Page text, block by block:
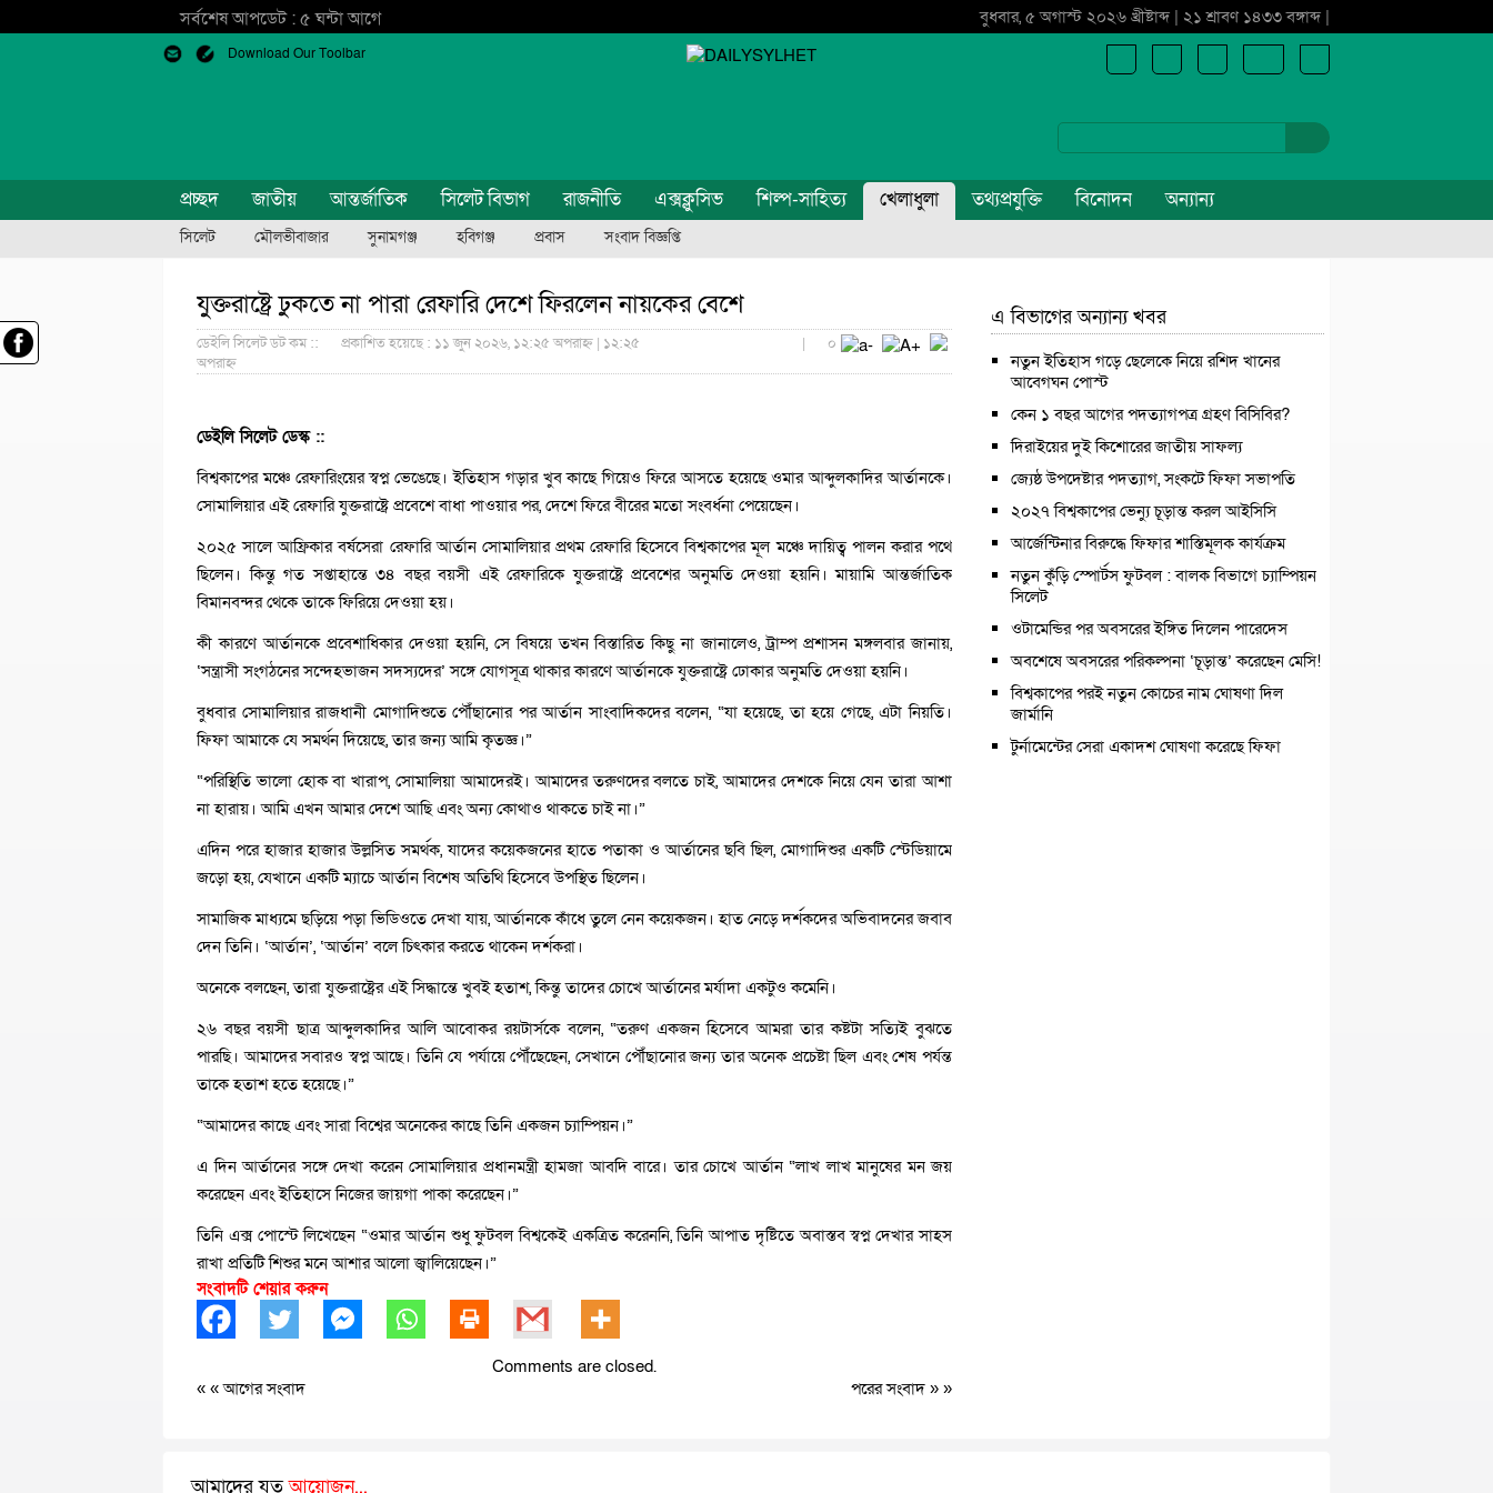
সর্বশেষ আপডেট : ৫ ঘন্টা আগে বুধবার, ৫ অগাস্ট ২০২৬ খ্রীষ্টাব্দ | ২১ শ্রাবণ ১৪৩৩ বঙ্গাব্দ |
Download Our Toolbar
প্রচ্ছদ জাতীয় আন্তর্জাতিক সিলেট বিভাগ রাজনীতি এক্সক্লুসিভ শিল্প-সাহিত্য খেলাধুলা তথ্যপ্রযুক্তি বিনোদন অন্যান্য
সিলেট মৌলভীবাজার সুনামগঞ্জ হবিগঞ্জ প্রবাস সংবাদ বিজ্ঞপ্তি
যুক্তরাষ্ট্রে ঢুকতে না পারা রেফারি দেশে ফিরলেন নায়কের বেশে
ডেইলি সিলেট ডট কম ::
প্রকাশিত হয়েছে : ১১ জুন ২০২৬, ১২:২৫ অপরাহ্ন | ১২:২৫
অপরাহ্ন
| ০
ডেইলি সিলেট ডেস্ক ::
বিশ্বকাপের মঞ্চে রেফারিংয়ের স্বপ্ন ভেঙেছে। ইতিহাস গড়ার খুব কাছে গিয়েও ফিরে আসতে হয়েছে ওমার আব্দুলকাদির আর্তানকে।
সোমালিয়ার এই রেফারি যুক্তরাষ্ট্রে প্রবেশে বাধা পাওয়ার পর, দেশে ফিরে বীরের মতো সংবর্ধনা পেয়েছেন।
২০২৫ সালে আফ্রিকার বর্ষসেরা রেফারি আর্তান সোমালিয়ার প্রথম রেফারি হিসেবে বিশ্বকাপের মূল মঞ্চে দায়িত্ব পালন করার পথে
ছিলেন। কিন্তু গত সপ্তাহান্তে ৩৪ বছর বয়সী এই রেফারিকে যুক্তরাষ্ট্রে প্রবেশের অনুমতি দেওয়া হয়নি। মায়ামি আন্তর্জাতিক
বিমানবন্দর থেকে তাকে ফিরিয়ে দেওয়া হয়।
কী কারণে আর্তানকে প্রবেশাধিকার দেওয়া হয়নি, সে বিষয়ে তখন বিস্তারিত কিছু না জানালেও, ট্রাম্প প্রশাসন মঙ্গলবার জানায়,
‘সন্ত্রাসী সংগঠনের সন্দেহভাজন সদস্যদের’ সঙ্গে যোগসূত্র থাকার কারণে আর্তানকে যুক্তরাষ্ট্রে ঢোকার অনুমতি দেওয়া হয়নি।
বুধবার সোমালিয়ার রাজধানী মোগাদিশুতে পৌঁছানোর পর আর্তান সাংবাদিকদের বলেন, “যা হয়েছে, তা হয়ে গেছে, এটা নিয়তি।
ফিফা আমাকে যে সমর্থন দিয়েছে, তার জন্য আমি কৃতজ্ঞ।”
“পরিস্থিতি ভালো হোক বা খারাপ, সোমালিয়া আমাদেরই। আমাদের তরুণদের বলতে চাই, আমাদের দেশকে নিয়ে যেন তারা আশা
না হারায়। আমি এখন আমার দেশে আছি এবং অন্য কোথাও থাকতে চাই না।”
এদিন পরে হাজার হাজার উল্লসিত সমর্থক, যাদের কয়েকজনের হাতে পতাকা ও আর্তানের ছবি ছিল, মোগাদিশুর একটি স্টেডিয়ামে
জড়ো হয়, যেখানে একটি ম্যাচে আর্তান বিশেষ অতিথি হিসেবে উপস্থিত ছিলেন।
সামাজিক মাধ্যমে ছড়িয়ে পড়া ভিডিওতে দেখা যায়, আর্তানকে কাঁধে তুলে নেন কয়েকজন। হাত নেড়ে দর্শকদের অভিবাদনের জবাব
দেন তিনি। ‘আর্তান’, ‘আর্তান’ বলে চিৎকার করতে থাকেন দর্শকরা।
অনেকে বলছেন, তারা যুক্তরাষ্ট্রের এই সিদ্ধান্তে খুবই হতাশ, কিন্তু তাদের চোখে আর্তানের মর্যাদা একটুও কমেনি।
২৬ বছর বয়সী ছাত্র আব্দুলকাদির আলি আবোকর রয়টার্সকে বলেন, “তরুণ একজন হিসেবে আমরা তার কষ্টটা সত্যিই বুঝতে
পারছি। আমাদের সবারও স্বপ্ন আছে। তিনি যে পর্যায়ে পৌঁছেছেন, সেখানে পৌঁছানোর জন্য তার অনেক প্রচেষ্টা ছিল এবং শেষ পর্যন্ত
তাকে হতাশ হতে হয়েছে।”
“আমাদের কাছে এবং সারা বিশ্বের অনেকের কাছে তিনি একজন চ্যাম্পিয়ন।”
এ দিন আর্তানের সঙ্গে দেখা করেন সোমালিয়ার প্রধানমন্ত্রী হামজা আবদি বারে। তার চোখে আর্তান “লাখ লাখ মানুষের মন জয়
করেছেন এবং ইতিহাসে নিজের জায়গা পাকা করেছেন।”
তিনি এক্স পোস্টে লিখেছেন “ওমার আর্তান শুধু ফুটবল বিশ্বকেই একত্রিত করেননি, তিনি আপাত দৃষ্টিতে অবাস্তব স্বপ্ন দেখার সাহস
রাখা প্রতিটি শিশুর মনে আশার আলো জ্বালিয়েছেন।”
সংবাদটি শেয়ার করুন
Comments are closed.
« «আগের সংবাদ পরের সংবাদ » »
এ বিভাগের অন্যান্য খবর
নতুন ইতিহাস গড়ে ছেলেকে নিয়ে রশিদ খানের
আবেগঘন পোস্ট
কেন ১ বছর আগের পদত্যাগপত্র গ্রহণ বিসিবির?
দিরাইয়ের দুই কিশোরের জাতীয় সাফল্য
জ্যেষ্ঠ উপদেষ্টার পদত্যাগ, সংকটে ফিফা সভাপতি
২০২৭ বিশ্বকাপের ভেন্যু চূড়ান্ত করল আইসিসি
আর্জেন্টিনার বিরুদ্ধে ফিফার শাস্তিমূলক কার্যক্রম
নতুন কুঁড়ি স্পোর্টস ফুটবল : বালক বিভাগে চ্যাম্পিয়ন
সিলেট
ওটামেন্ডির পর অবসরের ইঙ্গিত দিলেন পারেদেস
অবশেষে অবসরের পরিকল্পনা ‘চূড়ান্ত’ করেছেন মেসি!
বিশ্বকাপের পরই নতুন কোচের নাম ঘোষণা দিল
জার্মানি
টুর্নামেন্টের সেরা একাদশ ঘোষণা করেছে ফিফা
আমাদের যতআয়োজন...